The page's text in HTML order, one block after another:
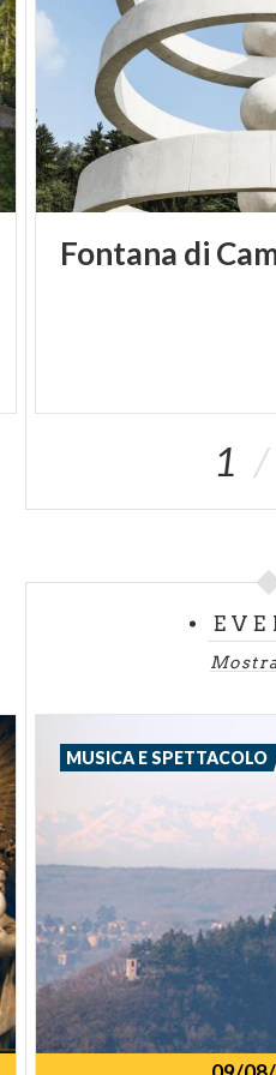
ed esterna e che permette
città di Como, la Pianura
più limpide, le montagne
Fontana di
1
MUSICA E SPETTACOLO